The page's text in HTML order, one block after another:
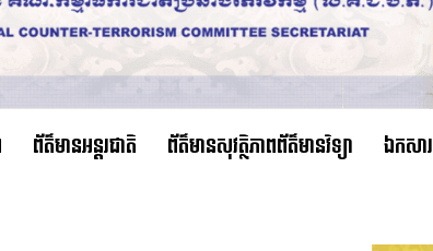
ព័ត៌មានអន្តរជាតិ ព័ត៌មានសុវត្ថិភាពព័ត៌មានវិទ្យា ឯកសារ